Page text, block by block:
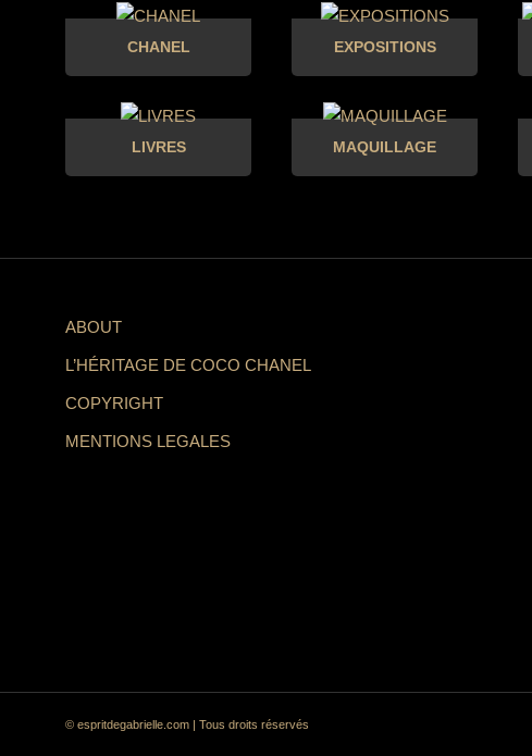
CHANEL EXPOSITIONS
LIVRES MAQUILLAGE
ABOUT
L’HÉRITAGE DE COCO CHANEL
COPYRIGHT
MENTIONS LEGALES
© espritdegabrielle.com | Tous droits réservés